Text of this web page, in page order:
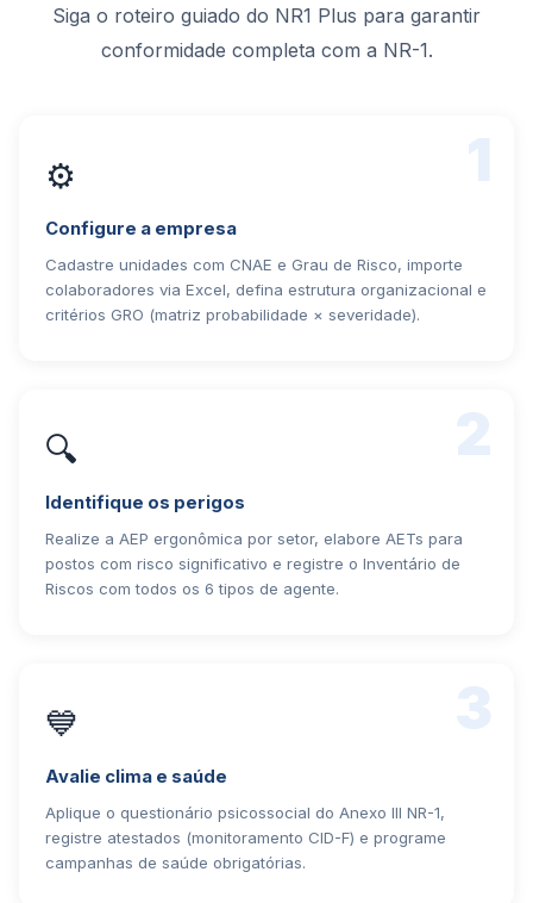
Siga o roteiro guiado do NR1 Plus para garantir
conformidade completa com a NR-1.
⚙️
Configure a empresa
Cadastre unidades com CNAE e Grau de Risco, importe
colaboradores via Excel, defina estrutura organizacional e
critérios GRO (matriz probabilidade × severidade).
🔍
Identifique os perigos
Realize a AEP ergonômica por setor, elabore AETs para
postos com risco significativo e registre o Inventário de
Riscos com todos os 6 tipos de agente.
💙
Avalie clima e saúde
Aplique o questionário psicossocial do Anexo III NR-1,
registre atestados (monitoramento CID-F) e programe
campanhas de saúde obrigatórias.